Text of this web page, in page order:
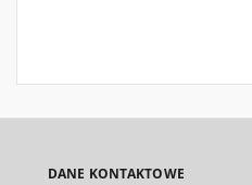
DANE KONTAKTOWE